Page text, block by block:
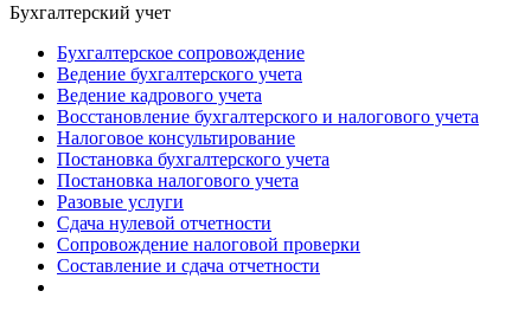
Бухгалтерский учет
Бухгалтерское сопровождение
Ведение бухгалтерского учета
Ведение кадрового учета
Восстановление бухгалтерского и налогового учета
Налоговое консультирование
Постановка бухгалтерского учета
Постановка налогового учета
Разовые услуги
Сдача нулевой отчетности
Сопровождение налоговой проверки
Составление и сдача отчетности